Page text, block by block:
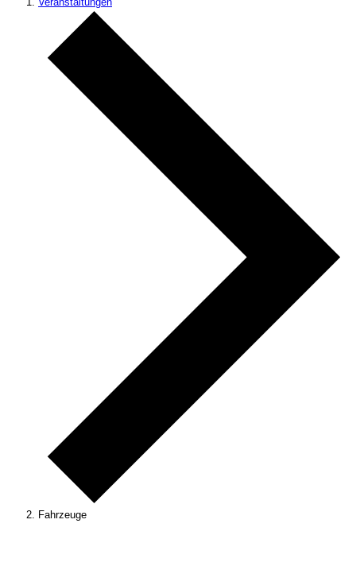
Fahrzeuge